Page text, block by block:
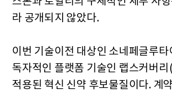
라 공개되지 않았다.
이번 기술이전 대상인 소네페글루타
독자적인 플랫폼 기술인 랩스커버리
적용된 혁신 신약 후보물질이다. 계